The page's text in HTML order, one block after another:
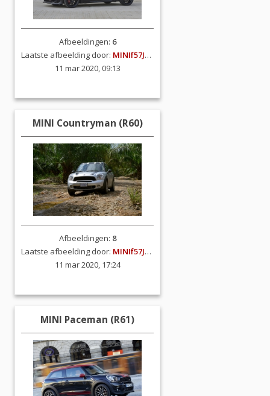
Afbeeldingen: 6
Laatste afbeelding door: MINIf57JCW
11 mar 2020, 09:13
MINI Countryman (R60)
Afbeeldingen: 8
Laatste afbeelding door: MINIf57JCW
11 mar 2020, 17:24
MINI Paceman (R61)